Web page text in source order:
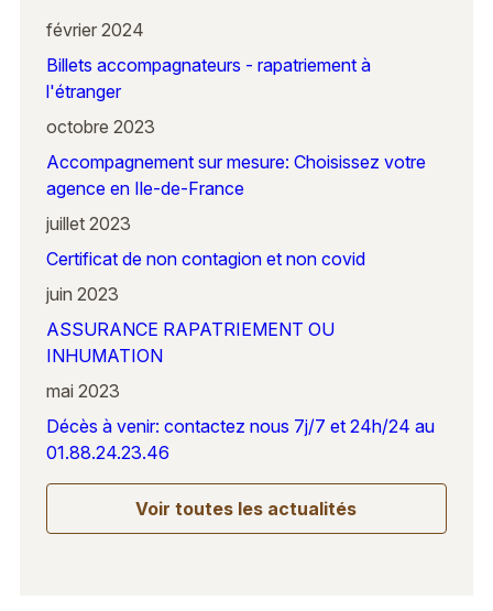
février 2024
Billets accompagnateurs - rapatriement à
l'étranger
octobre 2023
Accompagnement sur mesure: Choisissez votre
agence en Ile-de-France
juillet 2023
Certificat de non contagion et non covid
juin 2023
ASSURANCE RAPATRIEMENT OU
INHUMATION
mai 2023
Décès à venir: contactez nous 7j/7 et 24h/24 au
01.88.24.23.46
Voir toutes les actualités